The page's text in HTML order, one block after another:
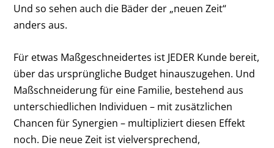
Und so sehen auch die Bäder der „neuen Zeit“
anders aus.
Für etwas Maßgeschneidertes ist JEDER Kunde bereit,
über das ursprüngliche Budget hinauszugehen. Und
Maßschneiderung für eine Familie, bestehend aus
unterschiedlichen Individuen – mit zusätzlichen
Chancen für Synergien – multipliziert diesen Effekt
noch. Die neue Zeit ist vielversprechend,